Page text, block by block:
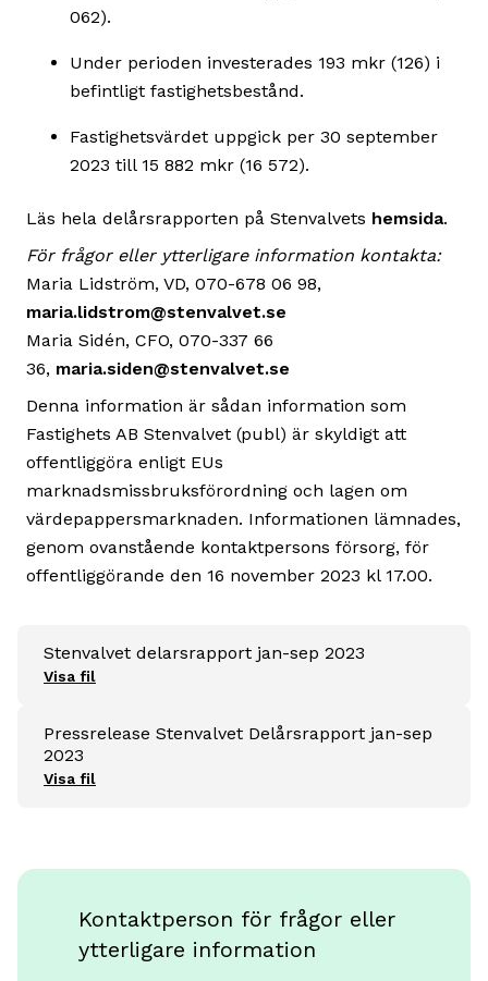
062).
Under perioden investerades 193 mkr (126) i
befintligt fastighetsbestånd.
Fastighetsvärdet uppgick per 30 september
2023 till 15 882 mkr (16 572).
Läs hela delårsrapporten på Stenvalvets hemsida.
För frågor eller ytterligare information kontakta:
Maria Lidström, VD, 070-678 06 98,
maria.lidstrom@stenvalvet.se
Maria Sidén, CFO, 070-337 66
36, maria.siden@stenvalvet.se
Denna information är sådan information som
Fastighets AB Stenvalvet (publ) är skyldigt att
offentliggöra enligt EUs
marknadsmissbruksförordning och lagen om
värdepappersmarknaden. Informationen lämnades,
genom ovanstående kontaktpersons försorg, för
offentliggörande den 16 november 2023 kl 17.00.
Stenvalvet delarsrapport jan-sep 2023
Visa fil
Pressrelease Stenvalvet Delårsrapport jan-sep
2023
Visa fil
Kontaktperson för frågor eller
ytterligare information